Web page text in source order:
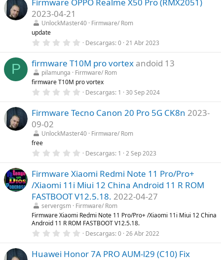
(
e
t
l
(
s
)
2023-04-21
UnlockMaster40 Firmware/ Rom
update
0
0
0
e
s
t
r
l
l
a
s
)
Descargas 0 21 Abr 2023
P firmware T10M pro vortex andoid 13
pilamunga
Firmware/ Rom
firmware T10M pro vortex
0
0
0
e
t
l
(
s
)
Descargas 1 30 Sep 2024
Firmware Tecno Canon 20 Pro 5G CK8n 2023-
09-02
UnlockMaster40 Firmware/ Rom
free
0
0
0
e
s
t
r
e
l
l
a
s
Descargas 1 2 Sep 2023
Firmware Xiaomi Redmi Note 11 Pro/Pro+
/Xiaomi 11i Miui 12 China Android 11 R ROM
FASTBOOT V12.5.18. 2022-04-27
servergsm Firmware/ Rom
Firmware Xiaomi Redmi Note 11 Pro/Pro+ /Xiaomi 11i Miui 12 China
Android 11 R ROM FASTBOOT V12.5.18.
0
0
0
Descargas 0 26 Abr 2022
Huawei Honor 7A PRO AUM-l29 (C10) Fix